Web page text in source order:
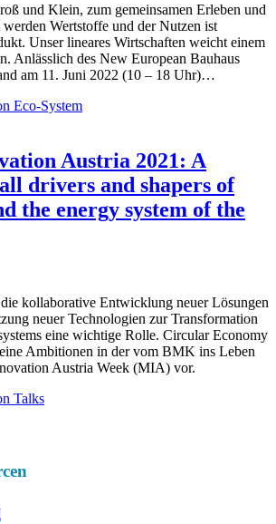
und Klein, zum gemeinsamen Erleben und
Wertstoffe und der Nutzen ist
Unser lineares Wirtschaften weicht einem
Anlässlich des New European Bauhaus
am 11. Juni 2022 (10 – 18 Uhr)…
Eco-System
Austria 2021: A
drivers and shapers of
the energy system of the
kollaborative Entwicklung neuer Lösungen
neuer Technologien zur Transformation
eine wichtige Rolle. Circular Economy
Ambitionen in der vom BMK ins Leben
Austria Week (MIA) vor.
Talks